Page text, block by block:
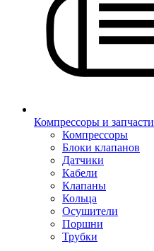
Компрессоры и запчасти
Компрессоры
Блоки клапанов
Датчики
Кабели
Клапаны
Кольца
Осушители
Поршни
Трубки